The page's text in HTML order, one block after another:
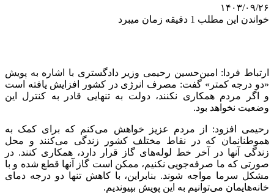
۱۴۰۳/۰۹/۲۶
خواندن این مطلب 1 دقیقه زمان میبرد
ارتباط فردا: امین‌حسین رحیمی وزیر دادگستری با اشاره به پویش
«دو درجه کمتر» گفت: مصرف انرژی در کشور افزایش یافته است
و اگر مردم همکاری نکنند، دولت به تنهایی قادر به کنترل این
وضعیت نخواهد بود.
رحیمی افزود: از مردم عزیز خواهش می‌کنم که برای کمک به
هموطنانمان که در نقاط مختلف کشور زندگی می‌کنند و محل
زندگی آنها در آخر خط لوله‌های گاز قرار دارد، همکاری کنند. در
صورتی که ما صرفه‌جویی نکنیم، ممکن است گاز آنها قطع شده و با
مشکل سرما مواجه شوند. بنابراین، با کاهش تنها دو درجه دمای
خانه‌هایمان می‌توانیم به این پویش بپیوندیم.